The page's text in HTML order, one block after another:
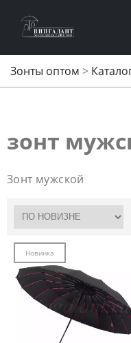
Зонты оптом >
зонт
Зонт мужской
Новинка